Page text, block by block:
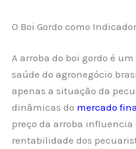
O Boi Gordo como
A arroba do boi gordo é
saúde do agronegócio
apenas a situação da
dinâmicas do mercado
preço da arroba
rentabilidade dos